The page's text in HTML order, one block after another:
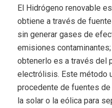
El Hidrógeno renovable
obtiene a través de
sin generar gases de
emisiones
obtenerlo es a través del
electrólisis. Este método
procedente de fuentes
la solar o la eólica para